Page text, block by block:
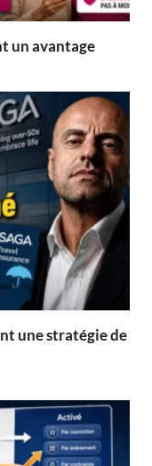
un avantage
une stratégie de